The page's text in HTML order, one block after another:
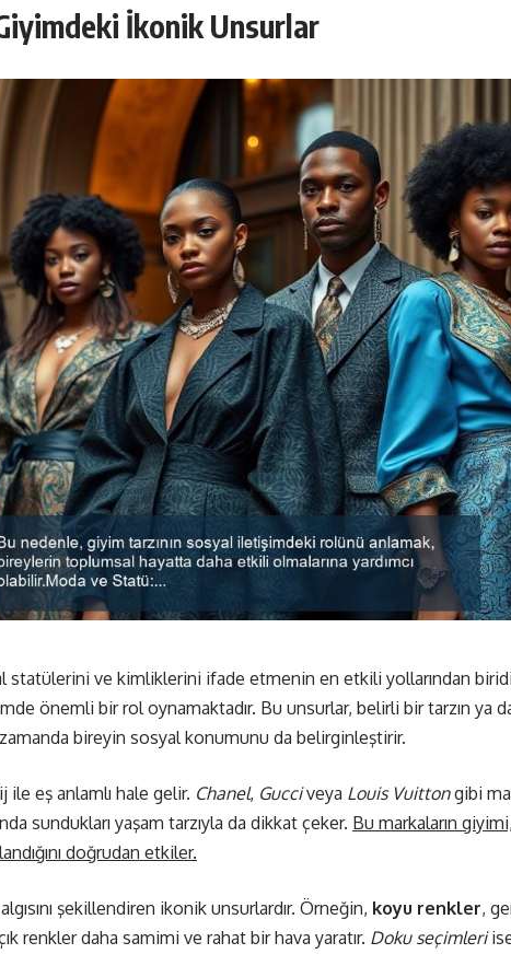
İkonik Unsurlar
statülerini ve kimliklerini ifade etmenin en etkili yollarından
önemli bir rol oynamaktadır. Bu unsurlar, belirli bir tarzın ya
zamanda bireyin sosyal konumunu da belirginleştirir.
ile eş anlamlı hale gelir. Chanel, Gucciveya Louis Vuittongibi
sundukları yaşam tarzıyla da dikkat çeker. Bu markaların
doğrudan etkiler.
şekillendiren ikonik unsurlardır. Örneğin, koyu renkler,
renkler daha samimi ve rahat bir hava yaratır. Doku seçimleri